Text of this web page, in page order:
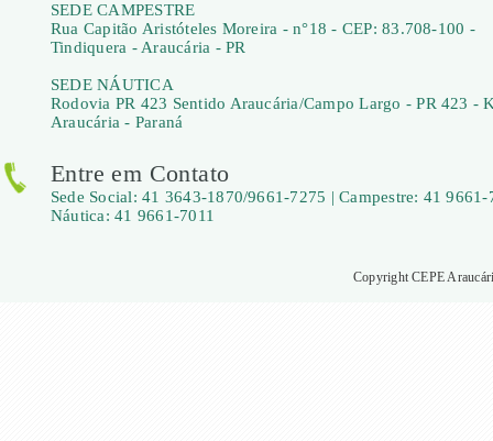
SEDE CAMPESTRE
Rua Capitão Aristóteles Moreira - n°18 - CEP: 83.708-100 -
Tindiquera - Araucária - PR
SEDE NÁUTICA
Rodovia PR 423 Sentido Araucária/Campo Largo - PR 423 -
Araucária - Paraná
Entre em Contato
Sede Social: 41 3643-1870/9661-7275 | Campestre: 41 9661-
Náutica: 41 9661-7011
Copyright CEPE